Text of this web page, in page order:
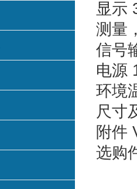
显示
测量
信号
电源
环境
尺寸
附件
选购